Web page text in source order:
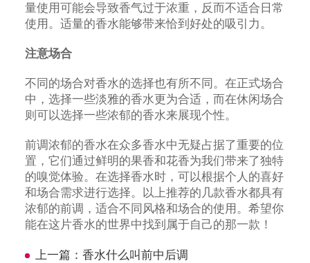
量使用可能会导致香气过于浓重，反而不适合日常
使用。适量的香水能够带来恰到好处的吸引力。
注意场合
不同的场合对香水的选择也有所不同。在正式场合
中，选择一些淡雅的香水更为合适，而在休闲场合
则可以选择一些浓郁的香水来展现个性。
前调浓郁的香水在众多香水中无疑占据了重要的位
置，它们通过鲜明的果香和花香为我们带来了独特
的嗅觉体验。在选择香水时，可以根据个人的喜好
和场合需求进行选择。以上推荐的几款香水都具有
浓郁的前调，适合不同风格和场合的使用。希望你
能在这片香水的世界中找到属于自己的那一款！
上一篇： 香水什么叫前中后调